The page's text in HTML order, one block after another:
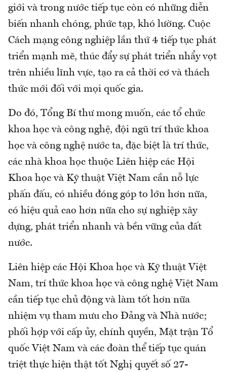
giới và trong nước tiếp tục còn có những diễn
biến nhanh chóng, phức tạp, khó lường. Cuộc
Cách mạng công nghiệp lần thứ 4 tiếp tục phát
triển mạnh mẽ, thúc đẩy sự phát triển nhẩy vọt
trên nhiều lĩnh vực, tạo ra cả thời cơ và thách
thức mới đối với mọi quốc gia.
Do đó, Tổng Bí thư mong muốn, các tổ chức
khoa học và công nghệ, đội ngũ trí thức khoa
học và công nghệ nước ta, đặc biệt là trí thức,
các nhà khoa học thuộc Liên hiệp các Hội
Khoa học và Kỹ thuật Việt Nam cần nỗ lực
phấn đấu, có nhiều đóng góp to lớn hơn nữa,
có hiệu quả cao hơn nữa cho sự nghiệp xây
dựng, phát triển nhanh và bền vững của đất
nước.
Liên hiệp các Hội Khoa học và Kỹ thuật Việt
Nam, trí thức khoa học và công nghệ Việt Nam
cần tiếp tục chủ động và làm tốt hơn nữa
nhiệm vụ tham mưu cho Đảng và Nhà nước;
phối hợp với cấp ủy, chính quyền, Mặt trận Tổ
quốc Việt Nam và các đoàn thể tiếp tục quán
triệt thực hiện thật tốt Nghị quyết số 27-